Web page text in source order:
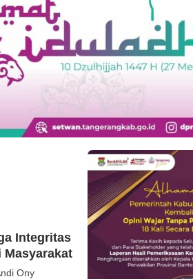
Integritas
Masyarakat
Ony